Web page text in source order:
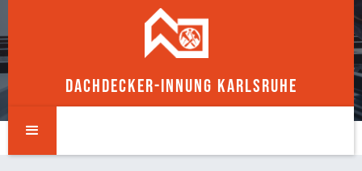
DACHDECKER-INNUNG KARLSRUHE